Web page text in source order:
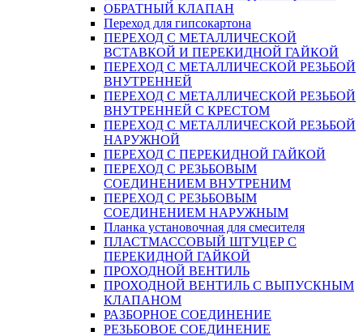
ОБРАТНЫЙ КЛАПАН
Переход для гипсокартона
ПЕРЕХОД С МЕТАЛЛИЧЕСКОЙ
ВСТАВКОЙ И ПЕРЕКИДНОЙ ГАЙКОЙ
ПЕРЕХОД С МЕТАЛЛИЧЕСКОЙ РЕЗЬБОЙ
ВНУТРЕННЕЙ
ПЕРЕХОД С МЕТАЛЛИЧЕСКОЙ РЕЗЬБОЙ
ВНУТРЕННЕЙ С КРЕСТОМ
ПЕРЕХОД С МЕТАЛЛИЧЕСКОЙ РЕЗЬБОЙ
НАРУЖНОЙ
ПЕРЕХОД С ПЕРЕКИДНОЙ ГАЙКОЙ
ПЕРЕХОД С РЕЗЬБОВЫМ
СОЕДИНЕНИЕМ ВНУТРЕНИМ
ПЕРЕХОД С РЕЗЬБОВЫМ
СОЕДИНЕНИЕМ НАРУЖНЫМ
Планка установочная для смесителя
ПЛАСТМАССОВЫЙ ШТУЦЕР С
ПЕРЕКИДНОЙ ГАЙКОЙ
ПРОХОДНОЙ ВЕНТИЛЬ
ПРОХОДНОЙ ВЕНТИЛЬ С ВЫПУСКНЫМ
КЛАПАНОМ
РАЗБОРНОЕ СОЕДИНЕНИЕ
РЕЗЬБОВОЕ СОЕДИНЕНИЕ